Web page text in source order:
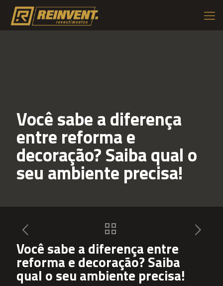
Você sabe a diferença
entre reforma e
decoração? Saiba qual o
seu ambiente precisa!
Você sabe a diferença entre
reforma e decoração? Saiba
qual o seu ambiente precisa!